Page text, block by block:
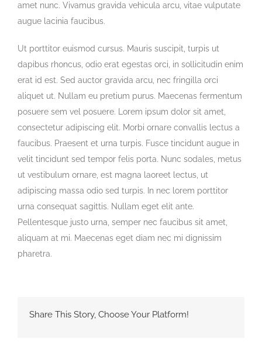
amet nunc. Vivamus gravida vehicula arcu, vitae vulputate
augue lacinia faucibus.
Ut porttitor euismod cursus. Mauris suscipit, turpis ut
dapibus rhoncus, odio erat egestas orci, in sollicitudin enim
erat id est. Sed auctor gravida arcu, nec fringilla orci
aliquet ut. Nullam eu pretium purus. Maecenas fermentum
posuere sem vel posuere. Lorem ipsum dolor sit amet,
consectetur adipiscing elit. Morbi ornare convallis lectus a
faucibus. Praesent et urna turpis. Fusce tincidunt augue in
velit tincidunt sed tempor felis porta. Nunc sodales, metus
ut vestibulum ornare, est magna laoreet lectus, ut
adipiscing massa odio sed turpis. In nec lorem porttitor
urna consequat sagittis. Nullam eget elit ante.
Pellentesque justo urna, semper nec faucibus sit amet,
aliquam at mi. Maecenas eget diam nec mi dignissim
pharetra.
Share This Story, Choose Your Platform!